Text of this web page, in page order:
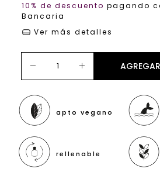
10% de descuento pagando
Bancaria
Ver más detalles
apto vegano
rellenable